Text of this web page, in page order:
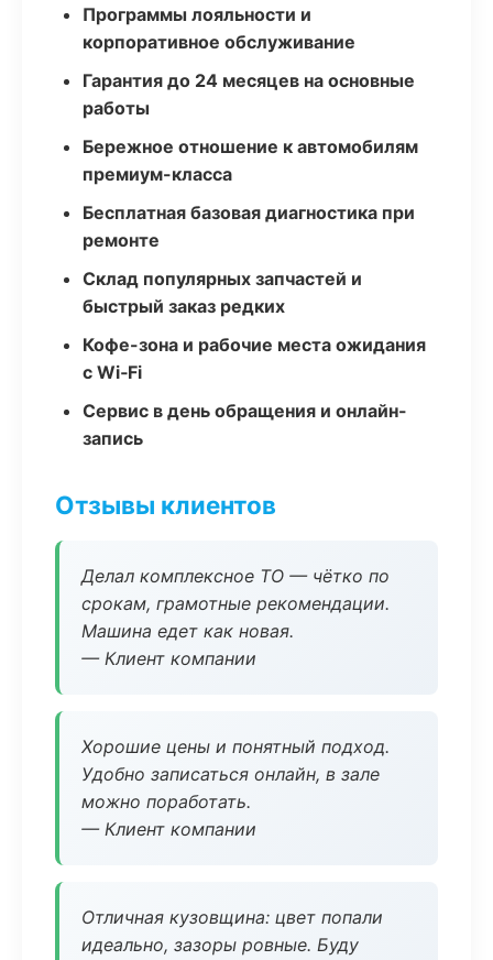
Программы лояльности и
корпоративное обслуживание
Гарантия до 24 месяцев на основные
работы
Бережное отношение к автомобилям
премиум-класса
Бесплатная базовая диагностика при
ремонте
Склад популярных запчастей и
быстрый заказ редких
Кофе-зона и рабочие места ожидания
с Wi‑Fi
Сервис в день обращения и онлайн-
запись
Отзывы клиентов
Делал комплексное ТО — чётко по
срокам, грамотные рекомендации.
Машина едет как новая.
— Клиент компании
Хорошие цены и понятный подход.
Удобно записаться онлайн, в зале
можно поработать.
— Клиент компании
Отличная кузовщина: цвет попали
идеально, зазоры ровные. Буду